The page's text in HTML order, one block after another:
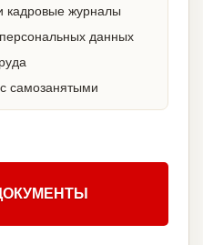
кадровые журналы
данных
самозанятыми